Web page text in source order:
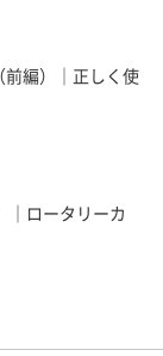
編）｜正しく使
｜ロータリーカ